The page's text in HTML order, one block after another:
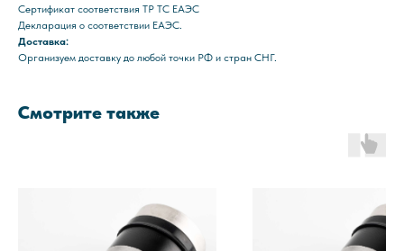
Сертификат соответствия ТР ТС ЕАЭС
Декларация о соответствии ЕАЭС.
Доставка:
Организуем доставку до любой точки РФ и стран СНГ.
Смотрите также